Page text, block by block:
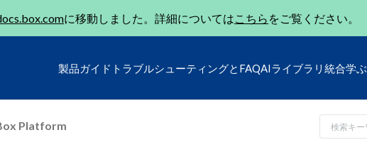
に移動しました。詳細についてはこちら をご覧ください。
製品ガイド トラブルシューティングとFAQAIライブラリ 統合学ぶ
Platform